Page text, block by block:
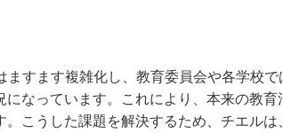
すます複雑化し、教育委員会や各学校
なっています。これにより、本来の教
こうした課題を解決するため、チエル